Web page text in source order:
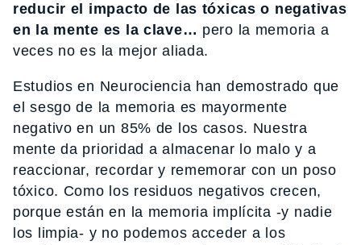
reducir el impacto de las tóxicas o negativas
en la mente es la clave… pero la memoria a
veces no es la mejor aliada.
Estudios en Neurociencia han demostrado que
el sesgo de la memoria es mayormente
negativo en un 85% de los casos. Nuestra
mente da prioridad a almacenar lo malo y a
reaccionar, recordar y rememorar con un poso
tóxico. Como los residuos negativos crecen,
porque están en la memoria implícita -y nadie
los limpia- y no podemos acceder a los